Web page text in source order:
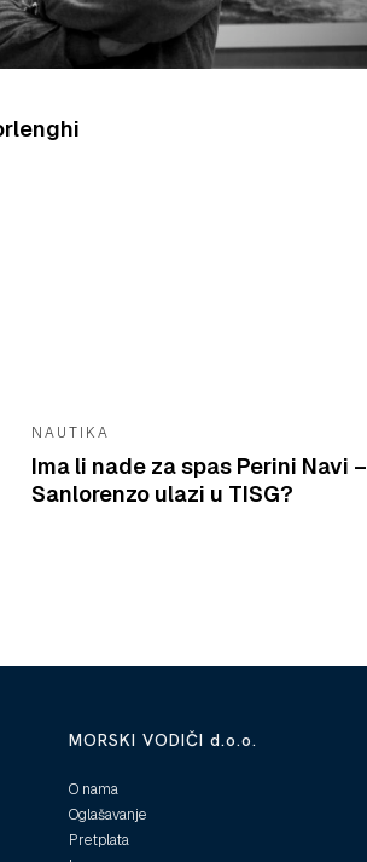
NAUTIKA
Ima li nade za spas Perini Navi –
Sanlorenzo ulazi u TISG?
MORSKI VODIČI d.o.o.
O nama
Oglašavanje
Pretplata